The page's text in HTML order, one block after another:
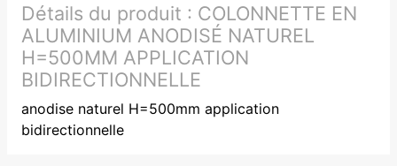
Détails du produit : COLONNETTE EN
ALUMINIUM ANODISÉ NATUREL
H=500MM APPLICATION
BIDIRECTIONNELLE
anodise naturel H=500mm application
bidirectionnelle